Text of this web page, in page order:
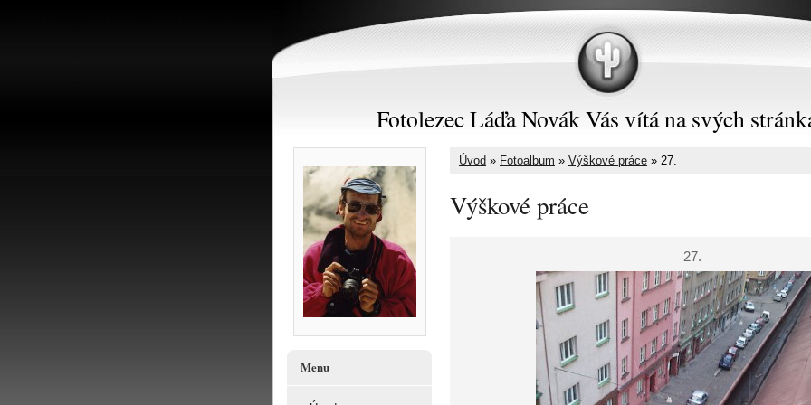
Fotolezec Láďa Novák Vás vítá na svých
Úvod » Fotoalbum » Výškové práce » 27.
Výškové práce
27.
Menu